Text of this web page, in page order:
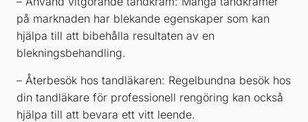
på marknaden har blekande egenskaper som kan
hjälpa till att bibehålla resultaten av en
blekningsbehandling.
– Återbesök hos tandläkaren: Regelbundna besök hos
din tandläkare för professionell rengöring kan också
hjälpa till att bevara ett vitt leende.